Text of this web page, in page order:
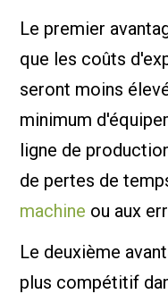
Le premier
que les coûts
seront moins
minimum
ligne de
de pertes de
machine ou aux
Le deuxième
plus compétitif